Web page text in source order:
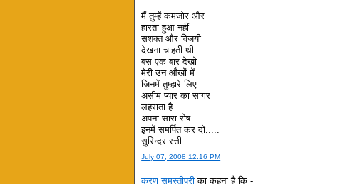
मैं तुम्हें कमजोर और
हारता हुआ नहीं
सशक्त और विजयी
देखना चाहती थी....
बस एक बार देखो
मेरी उन आँखों में
जिनमें तुम्हारे लिए
असीम प्यार का सागर
लहराता है
अपना सारा रोष
इनमें समर्पित कर दो.....
सुरिन्दर रत्ती
July 07, 2008 12:16 PM
करण समस्तीपुरी का कहना है कि -